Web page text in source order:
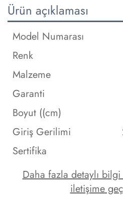
Ürün açıklaması
Model Numarası
Renk
Malzeme
Garanti
Boyut ((cm)
Giriş Gerilimi
Sertifika
Daha fazla detaylı
iletişime